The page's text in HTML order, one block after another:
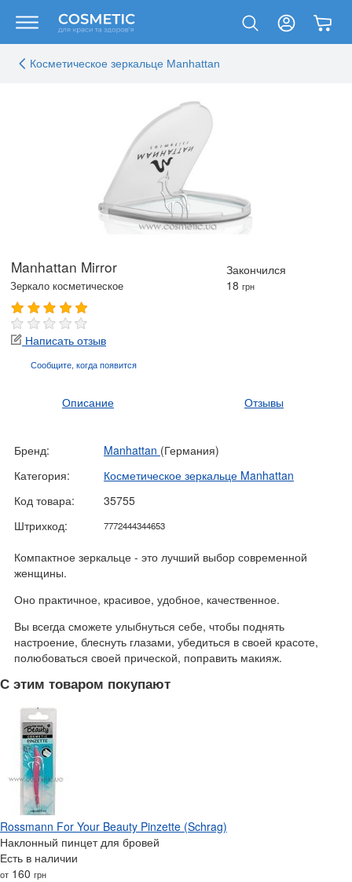
Косметическое зеркальце Manhattan
Manhattan Mirror
Зеркало косметическое
Закончился
18 грн
Написать отзыв
Сообщите, когдапоявится
Описание Отзывы
Бренд: Manhattan (Германия)
Категория:
Косметическое зеркальце Manhattan
Код товара:
35755
Штрихкод:
7772444344653
Компактное зеркальце - это лучший выбор современной
женщины.
Оно практичное, красивое, удобное, качественное.
Вы всегда сможете улыбнуться себе, чтобы поднять
настроение, блеснуть глазами, убедиться в своей красоте,
полюбоваться своей прической, поправить макияж.
С этим товаром покупают
Rossmann For Your Beauty Pinzette (Schrag)
Наклонный пинцет для бровей
Есть в наличии
от 160 грн